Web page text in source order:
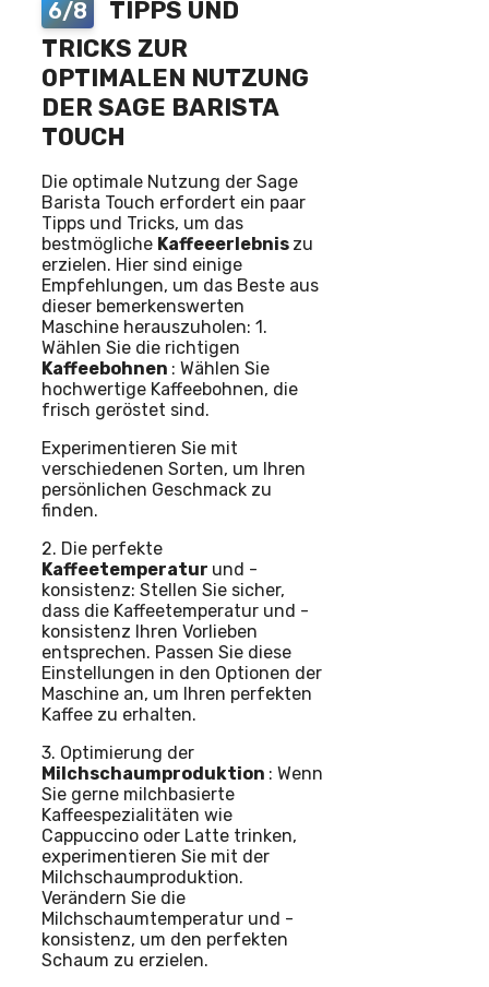
6/8
TIPPS UND
TRICKS ZUR
OPTIMALEN NUTZUNG
DER SAGE BARISTA
TOUCH
Die optimale Nutzung der Sage
Barista Touch erfordert ein paar
Tipps und Tricks, um das
bestmögliche Kaffeeerlebnis zu
erzielen. Hier sind einige
Empfehlungen, um das Beste aus
dieser bemerkenswerten
Maschine herauszuholen: 1.
Wählen Sie die richtigen
Kaffeebohnen : Wählen Sie
hochwertige Kaffeebohnen, die
frisch geröstet sind.
Experimentieren Sie mit
verschiedenen Sorten, um Ihren
persönlichen Geschmack zu
finden.
2. Die perfekte
Kaffeetemperatur und -
konsistenz: Stellen Sie sicher,
dass die Kaffeetemperatur und -
konsistenz Ihren Vorlieben
entsprechen. Passen Sie diese
Einstellungen in den Optionen der
Maschine an, um Ihren perfekten
Kaffee zu erhalten.
3. Optimierung der
Milchschaumproduktion : Wenn
Sie gerne milchbasierte
Kaffeespezialitäten wie
Cappuccino oder Latte trinken,
experimentieren Sie mit der
Milchschaumproduktion.
Verändern Sie die
Milchschaumtemperatur und -
konsistenz, um den perfekten
Schaum zu erzielen.